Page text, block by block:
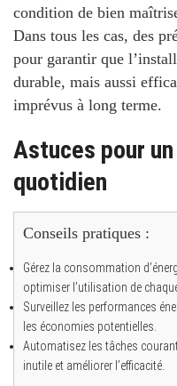
condition de bien
Dans tous les cas, des
pour garantir que
durable, mais aussi
imprévus à long terme.
Astuces pour
quotidien
Conseils pratiques :
Gérez la consommation
optimiser l’utilisation de
Surveillez les performances
les économies potentielles.
Automatisez les tâches
inutile et améliorer l’efficacité.